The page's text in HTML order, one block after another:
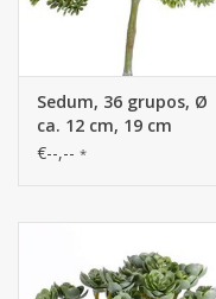
Sedum, 36 grupos, Ø
ca. 12 cm, 19 cm
€--,-- *